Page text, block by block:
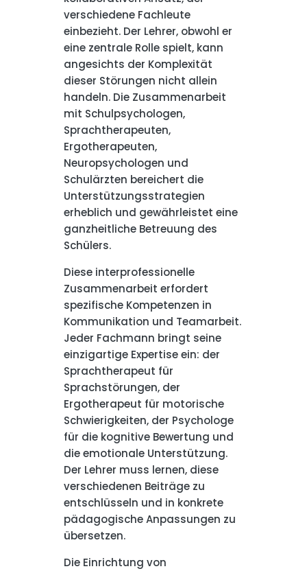
verschiedene Fachleute
einbezieht. Der Lehrer, obwohl er
eine zentrale Rolle spielt, kann
angesichts der Komplexität
dieser Störungen nicht allein
handeln. Die Zusammenarbeit
mit Schulpsychologen,
Sprachtherapeuten,
Ergotherapeuten,
Neuropsychologen und
Schulärzten bereichert die
Unterstützungsstrategien
erheblich und gewährleistet eine
ganzheitliche Betreuung des
Schülers.
Diese interprofessionelle
Zusammenarbeit erfordert
spezifische Kompetenzen in
Kommunikation und Teamarbeit.
Jeder Fachmann bringt seine
einzigartige Expertise ein: der
Sprachtherapeut für
Sprachstörungen, der
Ergotherapeut für motorische
Schwierigkeiten, der Psychologe
für die kognitive Bewertung und
die emotionale Unterstützung.
Der Lehrer muss lernen, diese
verschiedenen Beiträge zu
entschlüsseln und in konkrete
pädagogische Anpassungen zu
übersetzen.
Die Einrichtung von